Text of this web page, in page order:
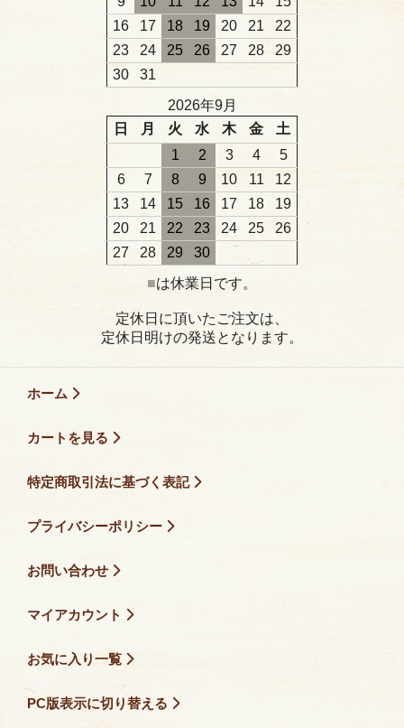
16
17 18 19 20 21
22
23
24 25 26 27 28
29
30
31
2026年9月
日
月 火 水 木 金
土
1
2 3 4
5
6
7 8 9 10 11
12
13
14 15 16 17 18
19
20
21 22 23 24 25
26
27
28 29
30
■は休業日です。
定休日に頂いたご注文は、
定休日明けの発送となります。
ホーム
カートを見る
特定商取引法に基づく表記
プライバシーポリシー
お問い合わせ
マイアカウント
お気に入り一覧
PC版表示に切り替える